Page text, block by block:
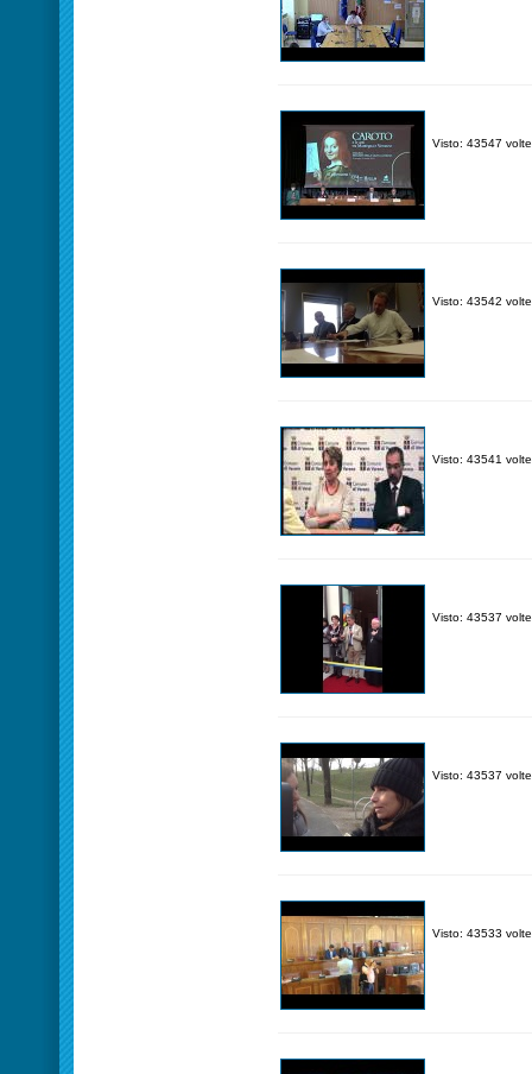
Visto: 43547 volte
Visto: 43542 volte
Visto: 43541 volte
Visto: 43537 volte
Visto: 43537 volte
Visto: 43533 volte